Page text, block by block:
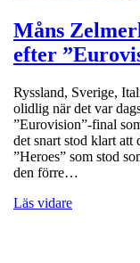
Måns
efter
Ryssland, Sverige,
olidlig när det var
”Eurovision”-final
det snart stod klart att
”Heroes” som stod
den förre…
Läs vidare